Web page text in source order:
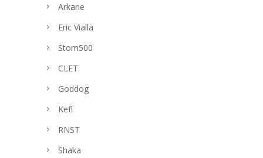
Arkane
Eric Vialla
Stom500
CLET
Goddog
Kef!
RNST
Shaka